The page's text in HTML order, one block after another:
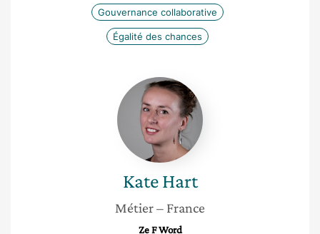
Gouvernance collaborative
Égalité des chances
Kate
Hart
Kate Hart
Métier– France
Ze F Word